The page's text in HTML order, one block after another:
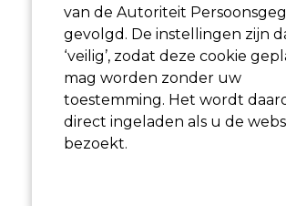
van de Autoriteit
gevolgd. De instellingen zijn
‘veilig’, zodat deze cookie
mag worden zonder uw
toestemming. Het wordt
direct ingeladen als u de
bezoekt.